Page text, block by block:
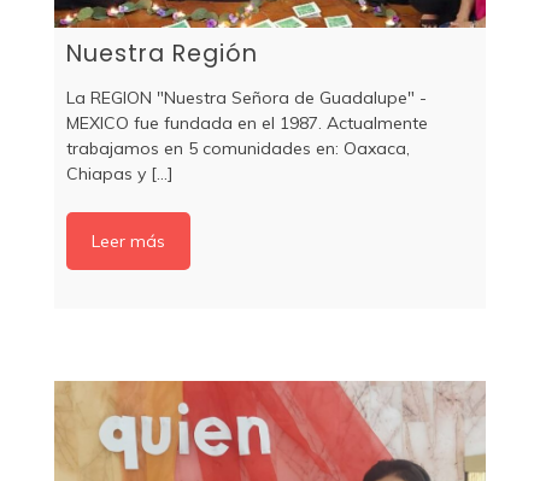
Nuestra Región
La REGION "Nuestra Señora de Guadalupe" -
MEXICO fue fundada en el 1987. Actualmente
trabajamos en 5 comunidades en: Oaxaca,
Chiapas y [...]
Leer más